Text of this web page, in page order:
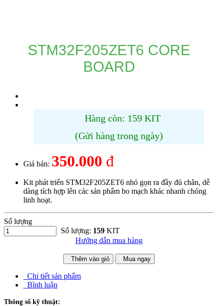
STM32F205ZET6 CORE
BOARD
Hàng còn: 159 KIT
(Gửi hàng trong ngày)
Giá bán: 350.000 đ
Kit phát triển STM32F205ZET6 nhỏ gọn ra đầy đủ chân, dễ
dàng tích hợp lên các sản phẩm bo mạch khác nhanh chóng
linh hoạt.
Số lượng
Số lượng: 159 KIT
Hướng dẫn mua hàng
Thêm vào giỏ Mua ngay
Chi tiết sản phẩm
Bình luận
Thông số kỹ thuật: